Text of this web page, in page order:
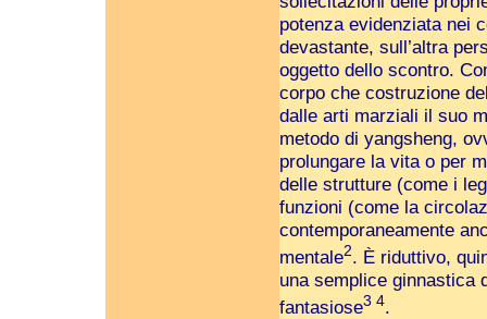
potenza evidenziata nei
devastante, sull’altra
oggetto dello scontro.
corpo che costruzione
dalle arti marziali il suo
metodo di yangsheng,
prolungare la vita o per
delle strutture (come i
funzioni (come la
contemporaneamente
mentale2. È riduttivo,
una semplice ginnastica
fantasiose3 4.